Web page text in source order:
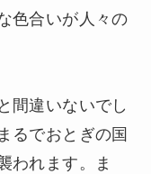
色合いが人々の
間違いないでし
るでおとぎの国
われます。ま